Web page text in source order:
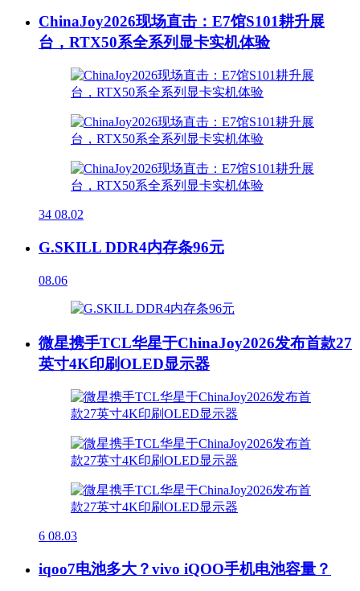
ChinaJoy2026现场直击：E7馆S101耕升展
台，RTX50系全系列显卡实机体验
34 08.02
G.SKILL DDR4内存条96元
08.06
微星携手TCL华星于ChinaJoy2026发布首款27
英寸4K印刷OLED显示器
6 08.03
iqoo7电池多大？vivo iQOO手机电池容量？